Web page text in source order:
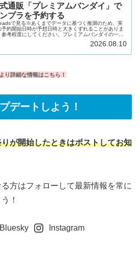
通販「プレミアムバンダイ」で
プラを予約する
で見る※あくまでデータに基づく推測のため、実
予約開始日時が予想日時と大きくずれることがありま
参考程度にしてください。プレミアムバンダイの一日
朝市※月～土限定。統計的には木金、次に火水が特に
ージがなかったガンプラが突如予約受付されることが
2026.08.10
り詳細な情報はこちら！
デートしよう！
が開始したときはポストしてお知
方はフォローして最新情報を常に
！
Bluesky
Instagram